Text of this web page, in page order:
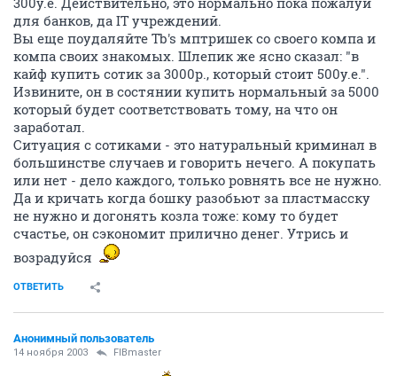
для банков, да IT учреждений.
Вы еще поудаляйте Tb's мптришек со своего компа и
компа своих знакомых. Шлепик же ясно сказал: "в
кайф купить сотик за 3000р., который стоит 500у.е.".
Извините, он в состянии купить нормальный за 5000
который будет соответствовать тому, на что он
заработал.
Ситуация с сотиками - это натуральный криминал в
большинстве случаев и говорить нечего. А покупать
или нет - дело каждого, только ровнять все не нужно.
Да и кричать когда бошку разобьют за пластмасску
не нужно и догонять козла тоже: кому то будет
счастье, он сэкономит прилично денег. Утрись и
возрадуйся
ОТВЕТИТЬ
Анонимный пользователь
14 ноября 2003 FIBmaster